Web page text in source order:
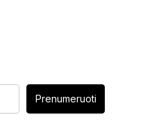
Prenumeruoti